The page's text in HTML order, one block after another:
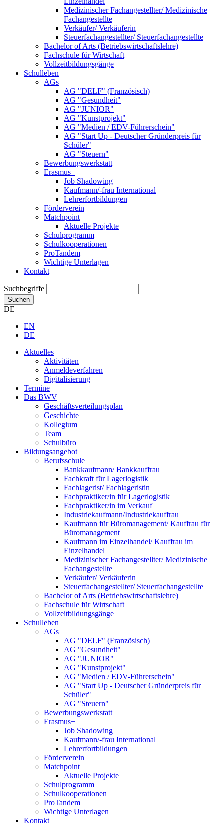
Medizinischer Fachangestellter/ Medizinische
Fachangestellte
Verkäufer/ Verkäuferin
Steuerfachangestellter/ Steuerfachangestellte
Bachelor of Arts (Betriebswirtschaftslehre)
Fachschule für Wirtschaft
Vollzeitbildungsgänge
Schulleben
AGs
AG "DELF" (Französisch)
AG "Gesundheit"
AG "JUNIOR"
AG "Kunstprojekt"
AG "Medien / EDV-Führerschein"
AG "Start Up - Deutscher Gründerpreis für
Schüler"
AG "Steuern"
Bewerbungswerkstatt
Erasmus+
Job Shadowing
Kaufmann/-frau International
Lehrerfortbildungen
Förderverein
Matchpoint
Aktuelle Projekte
Schulprogramm
Schulkooperationen
ProTandem
Wichtige Unterlagen
Kontakt
Suchbegriffe
Suchen
DE
EN
DE
Aktuelles
Aktivitäten
Anmeldeverfahren
Digitalisierung
Termine
Das BWV
Geschäftsverteilungsplan
Geschichte
Kollegium
Team
Schulbüro
Bildungsangebot
Berufsschule
Bankkaufmann/ Bankkauffrau
Fachkraft für Lagerlogistik
Fachlagerist/ Fachlageristin
Fachpraktiker/in für Lagerlogistik
Fachpraktiker/in im Verkauf
Industriekaufmann/Industriekauffrau
Kaufmann für Büromanagement/ Kauffrau für
Büromanagement
Kaufmann im Einzelhandel/ Kauffrau im
Einzelhandel
Medizinischer Fachangestellter/ Medizinische
Fachangestellte
Verkäufer/ Verkäuferin
Steuerfachangestellter/ Steuerfachangestellte
Bachelor of Arts (Betriebswirtschaftslehre)
Fachschule für Wirtschaft
Vollzeitbildungsgänge
Schulleben
AGs
AG "DELF" (Französisch)
AG "Gesundheit"
AG "JUNIOR"
AG "Kunstprojekt"
AG "Medien / EDV-Führerschein"
AG "Start Up - Deutscher Gründerpreis für
Schüler"
AG "Steuern"
Bewerbungswerkstatt
Erasmus+
Job Shadowing
Kaufmann/-frau International
Lehrerfortbildungen
Förderverein
Matchpoint
Aktuelle Projekte
Schulprogramm
Schulkooperationen
ProTandem
Wichtige Unterlagen
Kontakt